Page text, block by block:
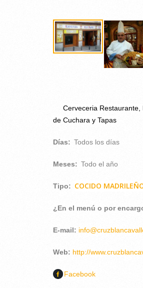
Cerveceria
de Cuchara y Tapas
Días: Todos los días
Meses: Todo el año
Tipo: COCIDO
¿En el menú o por
E-mail:
Web: http://
Facebook